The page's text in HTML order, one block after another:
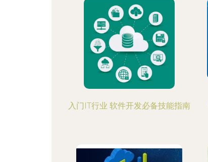
入门IT行业 软件开发必备技能指南